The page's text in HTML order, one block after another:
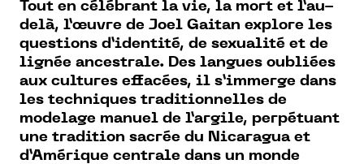
Tout en célébrant la vie, la mort et l’au-
delà, l’œuvre de Joel Gaitan explore les
questions d’identité, de sexualité et de
lignée ancestrale. Des langues oubliées
aux cultures effacées, il s’immerge dans
les techniques traditionnelles de
modelage manuel de l’argile, perpétuant
une tradition sacrée du Nicaragua et
d’Amérique centrale dans un monde